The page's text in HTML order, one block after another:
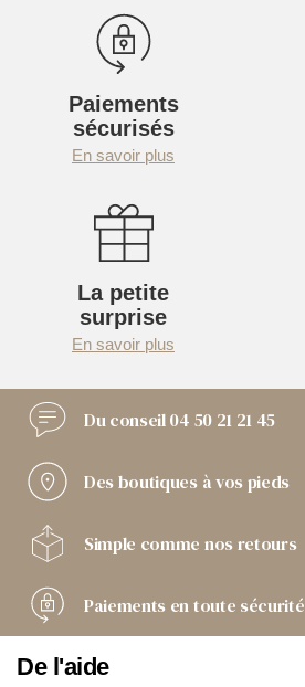
Paiements
sécurisés
En savoir plus
La petite
surprise
En savoir plus
Du conseil04 50 21 21 45
Des boutiques à vos pieds
Simple comme nos retours
Paiements en toute sécurité
De l'aide